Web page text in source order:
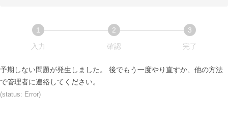
1
入力
2
確認
3
完了
予期しない問題が発生しました。 後でもう一度やり直すか、他の方法
で管理者に連絡してください。
(status: Error)